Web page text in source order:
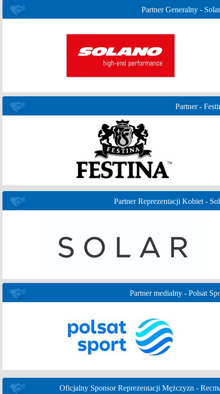
Partner Generalny -
Partner -
Partner Reprezentacji Kobiet -
Partner medialny - Polsat
Oficjalny Sponsor Reprezentacji Mężczyzn -